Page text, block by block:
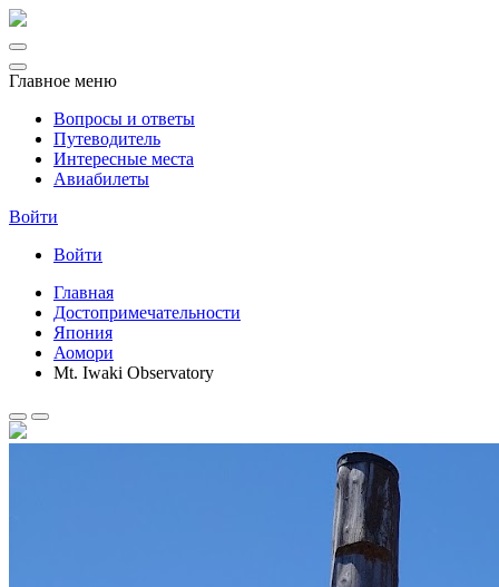
Главное меню
Вопросы и ответы
Путеводитель
Интересные места
Авиабилеты
Войти
Войти
Главная
Достопримечательности
Япония
Аомори
Mt. Iwaki Observatory